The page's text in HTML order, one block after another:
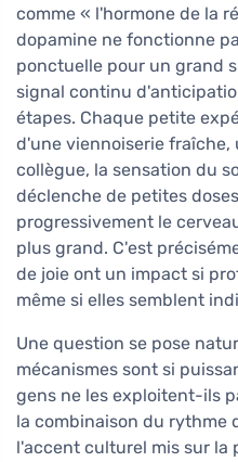
comme « l'hormone de la
dopamine ne fonctionne
ponctuelle pour un grand
signal continu
étapes. Chaque petite
d'une viennoiserie fraîche,
collègue, la sensation du
déclenche de petites
progressivement le
plus grand. C'est
de joie ont un impact si
même si elles semblent
Une question se pose
mécanismes sont si
gens ne les exploitent-ils
la combinaison du rythme
l'accent culturel mis sur la